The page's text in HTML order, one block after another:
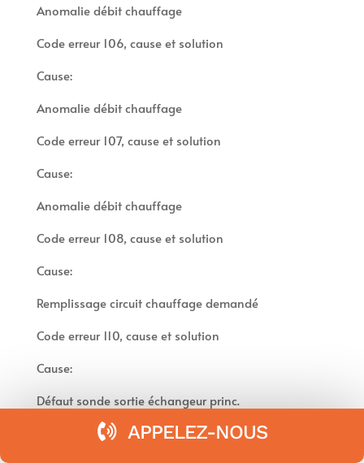
Anomalie débit chauffage
Code erreur 106, cause et solution
Cause:
Anomalie débit chauffage
Code erreur 107, cause et solution
Cause:
Anomalie débit chauffage
Code erreur 108, cause et solution
Cause:
Remplissage circuit chauffage demandé
Code erreur 110, cause et solution
Cause:
Défaut sonde sortie échangeur princ.
Code erreur 112, cause et solution
APPELEZ-NOUS